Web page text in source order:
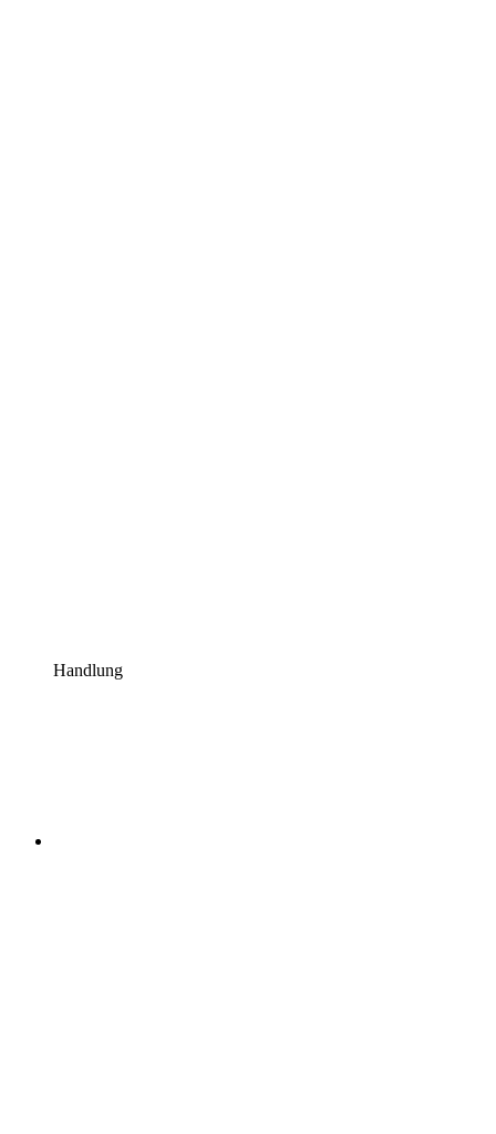
Handlung